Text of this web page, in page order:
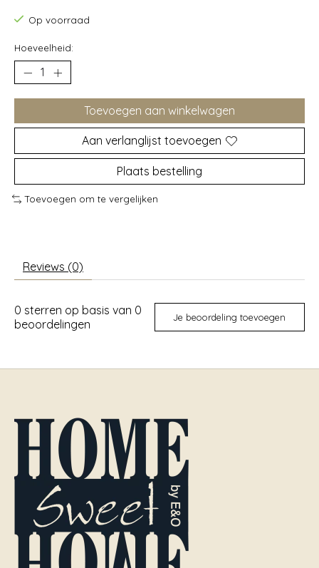
Op voorraad
Hoeveelheid:
Toevoegen aan winkelwagen
Aan verlanglijst toevoegen
Plaats bestelling
Toevoegen om te vergelijken
Reviews (0)
0 sterren op basis van 0
beoordelingen
Je beoordeling toevoegen